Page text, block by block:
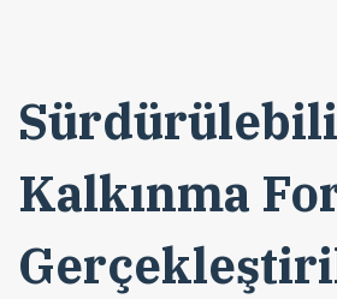
Kalkınma